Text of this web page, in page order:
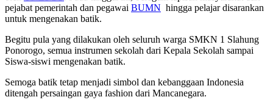
pejabat pemerintah dan pegawai BUMN hingga pelajar disarankan
untuk mengenakan batik.
Begitu pula yang dilakukan oleh seluruh warga SMKN 1 Slahung
Ponorogo, semua instrumen sekolah dari Kepala Sekolah sampai
Siswa-siswi mengenakan batik.
Semoga batik tetap menjadi simbol dan kebanggaan Indonesia
ditengah persaingan gaya fashion dari Mancanegara.